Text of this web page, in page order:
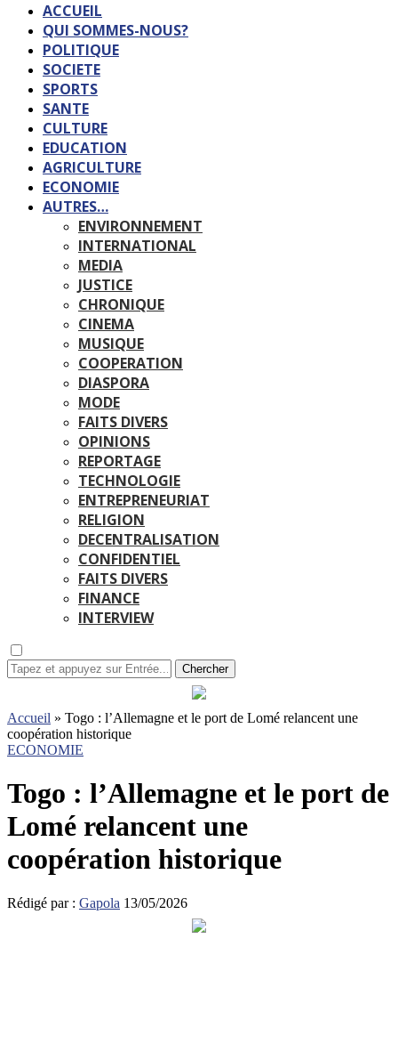
ACCUEIL
QUI SOMMES-NOUS?
POLITIQUE
SOCIETE
SPORTS
SANTE
CULTURE
EDUCATION
AGRICULTURE
ECONOMIE
AUTRES…
ENVIRONNEMENT
INTERNATIONAL
MEDIA
JUSTICE
CHRONIQUE
CINEMA
MUSIQUE
COOPERATION
DIASPORA
MODE
FAITS DIVERS
OPINIONS
REPORTAGE
TECHNOLOGIE
ENTREPRENEURIAT
RELIGION
DECENTRALISATION
CONFIDENTIEL
FAITS DIVERS
FINANCE
INTERVIEW
Chercher
Accueil » Togo : l’Allemagne et le port de Lomé relancent une
coopération historique
ECONOMIE
Togo : l’Allemagne et le port de
Lomé relancent une
coopération historique
Rédigé par : Gapola 13/05/2026